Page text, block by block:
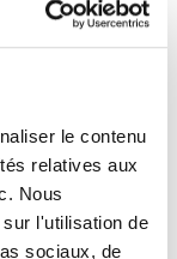
le contenu
relatives aux
Nous
l'utilisation de
sociaux, de
the
Actualités